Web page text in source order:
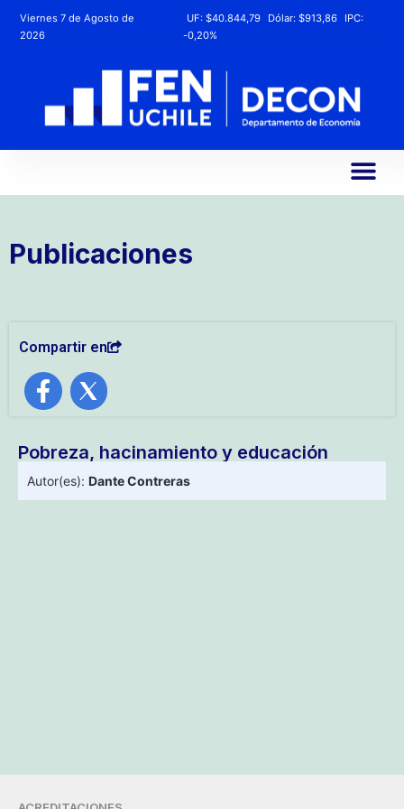
Viernes 7 de Agosto de
2026
UF: $40.844,79 Dólar: $913,86
IPC:
-0,20%
Publicaciones
Compartir en
Pobreza, hacinamiento y educación
Autor(es): Dante Contreras